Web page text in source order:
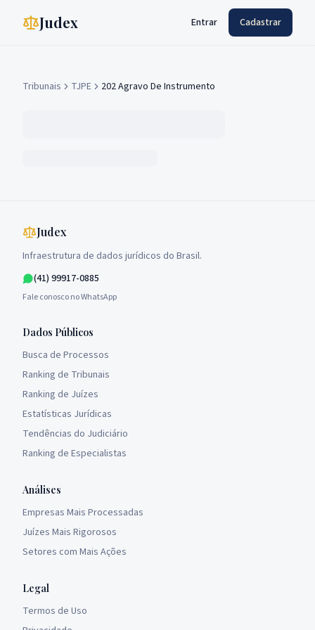
Judex Entrar Cadastrar
Tribunais TJPE 202 Agravo De Instrumento
Judex
Infraestrutura de dados jurídicos do Brasil.
(41) 99917-0885
Fale conosco no WhatsApp
Dados Públicos
Busca de Processos
Ranking de Tribunais
Ranking de Juízes
Estatísticas Jurídicas
Tendências do Judiciário
Ranking de Especialistas
Análises
Empresas Mais Processadas
Juízes Mais Rigorosos
Setores com Mais Ações
Legal
Termos de Uso